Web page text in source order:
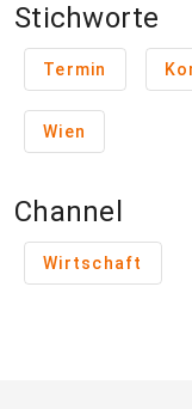
Stichworte
Termin
Wien
Channel
Wirtschaft